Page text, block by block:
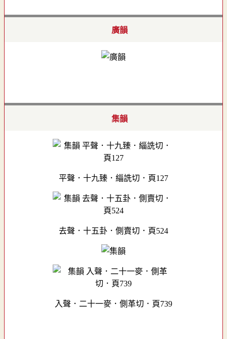
廣韻
集韻
平聲．十九臻．緇詵切．頁127
去聲．十五卦．側賣切．頁524
入聲．二十一麥．側革切．頁739